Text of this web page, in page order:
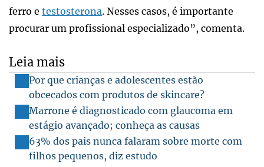
ferro e testosterona. Nesses casos, é importante
procurar um profissional especializado”, comenta.
Leia mais
Por que crianças e adolescentes estão
obcecados com produtos de skincare?
Marrone é diagnosticado com glaucoma em
estágio avançado; conheça as causas
63% dos pais nunca falaram sobre morte com
filhos pequenos, diz estudo